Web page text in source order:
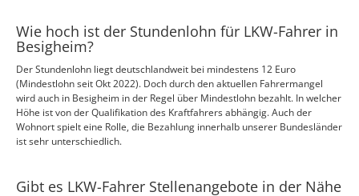
Wie hoch ist der Stundenlohn für LKW-Fahrer in
Besigheim?
Der Stundenlohn liegt deutschlandweit bei mindestens 12 Euro
(Mindestlohn seit Okt 2022). Doch durch den aktuellen Fahrermangel
wird auch in Besigheim in der Regel über Mindestlohn bezahlt. In welcher
Höhe ist von der Qualifikation des Kraftfahrers abhängig. Auch der
Wohnort spielt eine Rolle, die Bezahlung innerhalb unserer Bundesländer
ist sehr unterschiedlich.
Gibt es LKW-Fahrer Stellenangebote in der Nähe